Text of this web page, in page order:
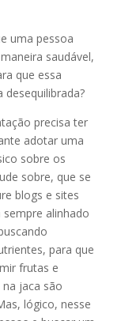
uma pessoa
saudável,
que essa
precisa ter
adotar uma
sobre os
sobre, que se
blogs e sites
alinhado
para que
frutas e
jaca são
lógico, nesse